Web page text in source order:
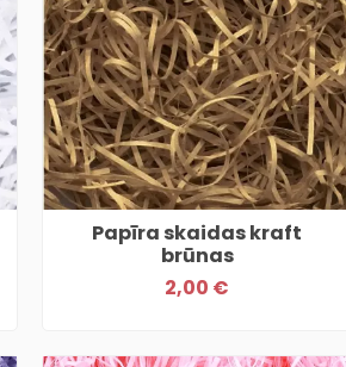
Papīra skaidas kraft
brūnas
2,00 €